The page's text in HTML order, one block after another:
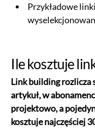
Przykładowe
Ile kosztuje
Link building rozlicza
artykuł, w
projektowo, a
kosztuje najczęściej